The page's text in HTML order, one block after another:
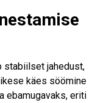
stabiilset jahedust,
käes söömine
ebamugavaks, eriti